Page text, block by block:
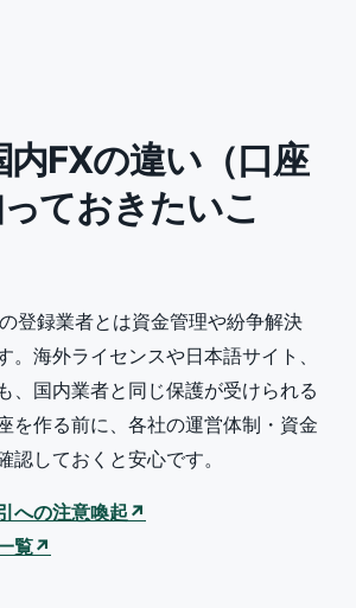
内FXの違い（口座
ておきたいこ
登録業者とは資金管理や紛争解決
。海外ライセンスや日本語サイト、
、国内業者と同じ保護が受けられる
を作る前に、各社の運営体制・資金
認しておくと安心です。
への注意喚起↗
覧↗